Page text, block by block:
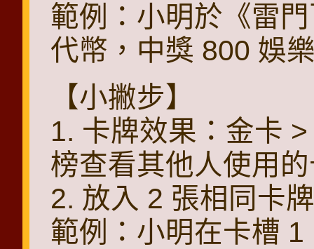
範例：小明於《雷
代幣，中獎 800 娛
【小撇步】
1. 卡牌效果：金卡
榜查看其他人使用
2. 放入 2 張相同卡
範例：小明在卡槽